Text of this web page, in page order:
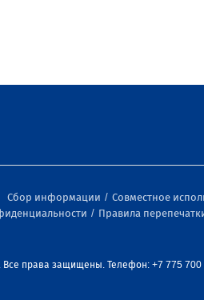
Сбор информации
Совместное
Правила
Все права защищены. Телефон: +7 775 700